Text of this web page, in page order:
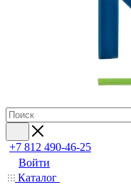
+7 812 490-46-25
Войти
Каталог